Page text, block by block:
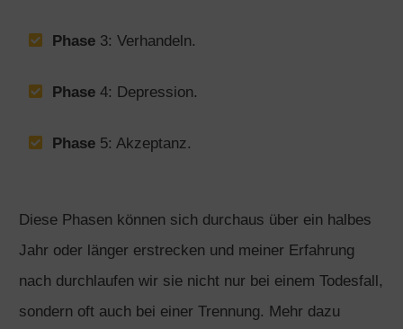
Phase 3: Verhandeln.
Phase 4: Depression.
Phase 5: Akzeptanz.
Diese Phasen können sich durchaus über ein halbes
Jahr oder länger erstrecken und meiner Erfahrung
nach durchlaufen wir sie nicht nur bei einem Todesfall,
sondern oft auch bei einer Trennung. Mehr dazu